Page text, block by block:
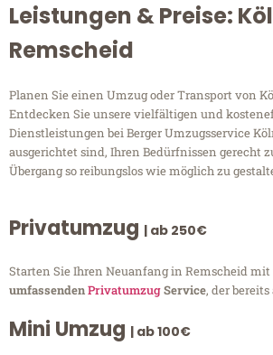
Leistungen & Preise:
Remscheid
Planen Sie einen Umzug oder Transport von
Entdecken Sie unsere vielfältigen und
Dienstleistungen bei Berger Umzugsservice
ausgerichtet sind, Ihren Bedürfnissen gerecht
Übergang so reibungslos wie möglich zu
Privatumzug | ab 250€
Starten Sie Ihren Neuanfang in Remscheid mit
umfassendenPrivatumzugService, der
Mini Umzug | ab 100€